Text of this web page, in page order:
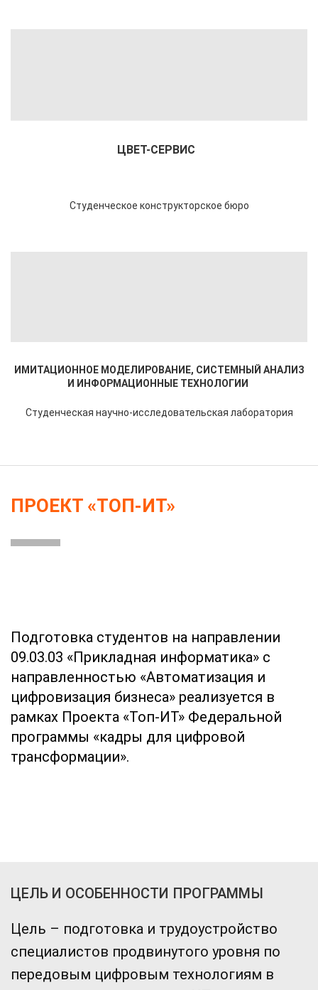
ЦВЕТ-СЕРВИС
Студенческое конструкторское бюро
ИМИТАЦИОННОЕ МОДЕЛИРОВАНИЕ, СИСТЕМНЫЙ АНАЛИЗ
И ИНФОРМАЦИОННЫЕ ТЕХНОЛОГИИ
Студенческая научно-исследовательская лаборатория
ПРОЕКТ «ТОП-ИТ»
Подготовка студентов на направлении
09.03.03 «Прикладная информатика» с
направленностью «Автоматизация и
цифровизация бизнеса» реализуется в
рамках Проекта «Топ-ИТ» Федеральной
программы «кадры для цифровой
трансформации».
ЦЕЛЬ И ОСОБЕННОСТИ ПРОГРАММЫ
Цель – подготовка и трудоустройство
специалистов продвинутого уровня по
передовым цифровым технологиям в